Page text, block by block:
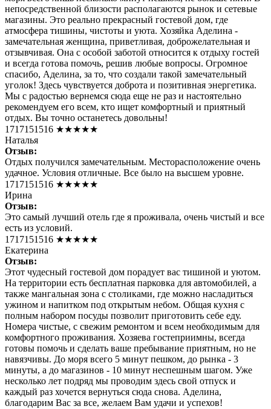
непосредственной близости располагаются рынок и сетевые
магазины. Это реально прекрасный гостевой дом, где
атмосфера тишины, чистоты и уюта. Хозяйка Аделина -
замечательная женщина, приветливая, доброжелательная и
отзывчивая. Она с особой заботой относится к отдыху гостей
и всегда готова помочь, решив любые вопросы. Огромное
спасибо, Аделина, за то, что создали такой замечательный
уголок! Здесь чувствуется доброта и позитивная энергетика.
Мы с радостью вернемся сюда еще не раз и настоятельно
рекомендуем его всем, кто ищет комфортный и приятный
отдых. Вы точно останетесь довольны!
1717151516 ★★★★★
Наталья
Отзыв:
Отдых получился замечательным. Месторасположение очень
удачное. Условия отличные. Все было на высшем уровне.
1717151516 ★★★★★
Ирина
Отзыв:
Это самый лучший отель где я проживала, очень чистый и все
есть из условий.
1717151516 ★★★★★
Екатерина
Отзыв:
Этот чудесный гостевой дом порадует вас тишиной и уютом.
На территории есть бесплатная парковка для автомобилей, а
также мангальная зона с столиками, где можно насладиться
ужином и напитком под открытым небом. Общая кухня с
полным набором посуды позволит приготовить себе еду.
Номера чистые, с свежим ремонтом и всем необходимым для
комфортного проживания. Хозяева гостеприимны, всегда
готовы помочь и сделать ваше пребывание приятным, но не
навязчивы. До моря всего 5 минут пешком, до рынка - 3
минуты, а до магазинов - 10 минут неспешным шагом. Уже
несколько лет подряд мы проводим здесь свой отпуск и
каждый раз хочется вернуться сюда снова. Аделина,
благодарим Вас за все, желаем Вам удачи и успехов!